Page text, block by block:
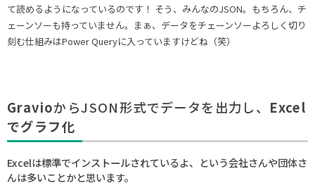
て読めるようになっているのです！ そう、みんなのJSON。もちろん、チ
ェーンソーも持っていません。まぁ、データをチェーンソーよろしく切り
刻む仕組みはPower Queryに入っていますけどね（笑）
GravioからJSON形式でデータを出力し、 Excel
でグラフ化
Excelは標準でインストールされているよ、という会社さんや団体さ
んは多いことかと思います。